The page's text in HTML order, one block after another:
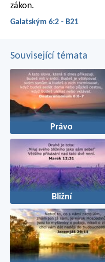
zákon.
Galatským 6:2 - B21
Související témata
Právo
Bližní